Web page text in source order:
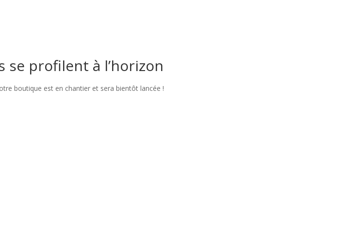
se profilent à l’horizon
boutique est en chantier et sera bientôt lancée !